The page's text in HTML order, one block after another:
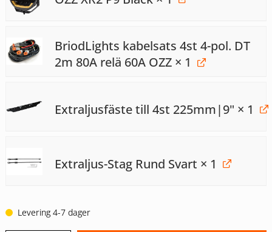
BriodLights kabelsats 4st 4-pol. DT
2m 80A relä 60A OZZ× 1
Extraljusfäste till 4st 225mm|9" × 1
Extraljus-Stag Rund Svart × 1
Levering 4-7 dager